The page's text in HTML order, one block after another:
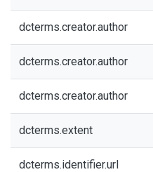
dcterms.creator.author
dcterms.creator.author
dcterms.creator.author
dcterms.extent
dcterms.identifier.url